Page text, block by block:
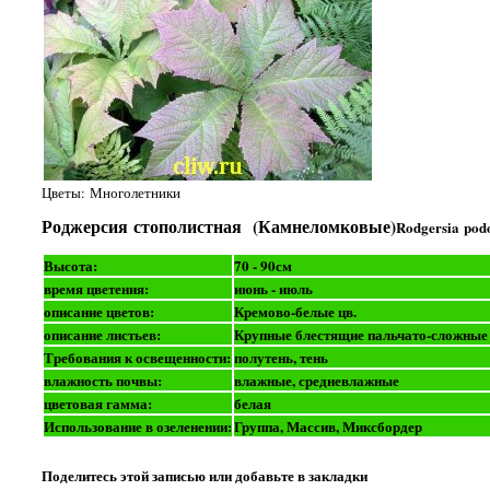
Цветы: Многолетники
Роджерсия стополистная (Камнеломковые)Rodgersia
Высота:
70 - 90см
время цветения:
июнь - июль
описание цветов:
Кремово-белые цв.
описание листьев:
Крупные блестящие пальчато-сложные
Требования к освещенности: полутень, тень
влажность почвы:
влажные, средневлажные
цветовая гамма:
белая
Использование в озеленении:Группа, Массив, Миксбордер
Поделитесь этой записью или добавьте в закладки